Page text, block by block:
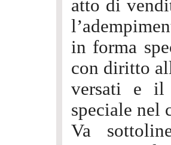
atto di
in forma
con diritto
versati e il
speciale nel
Va